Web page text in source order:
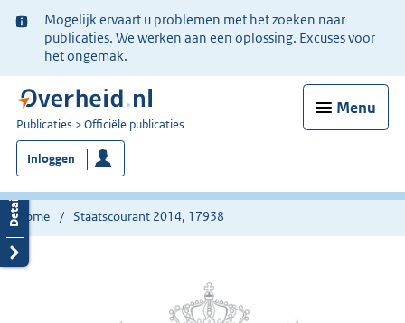
Ter
informatie:
Mogelijk ervaart u problemen met het zoeken naar
publicaties. We werken aan een oplossing. Excuses voor
het ongemak.
Menu
U
bent
nu
hier:
Publicaties Officiële publicaties
Inloggen
Home Staatscourant 2014, 17938